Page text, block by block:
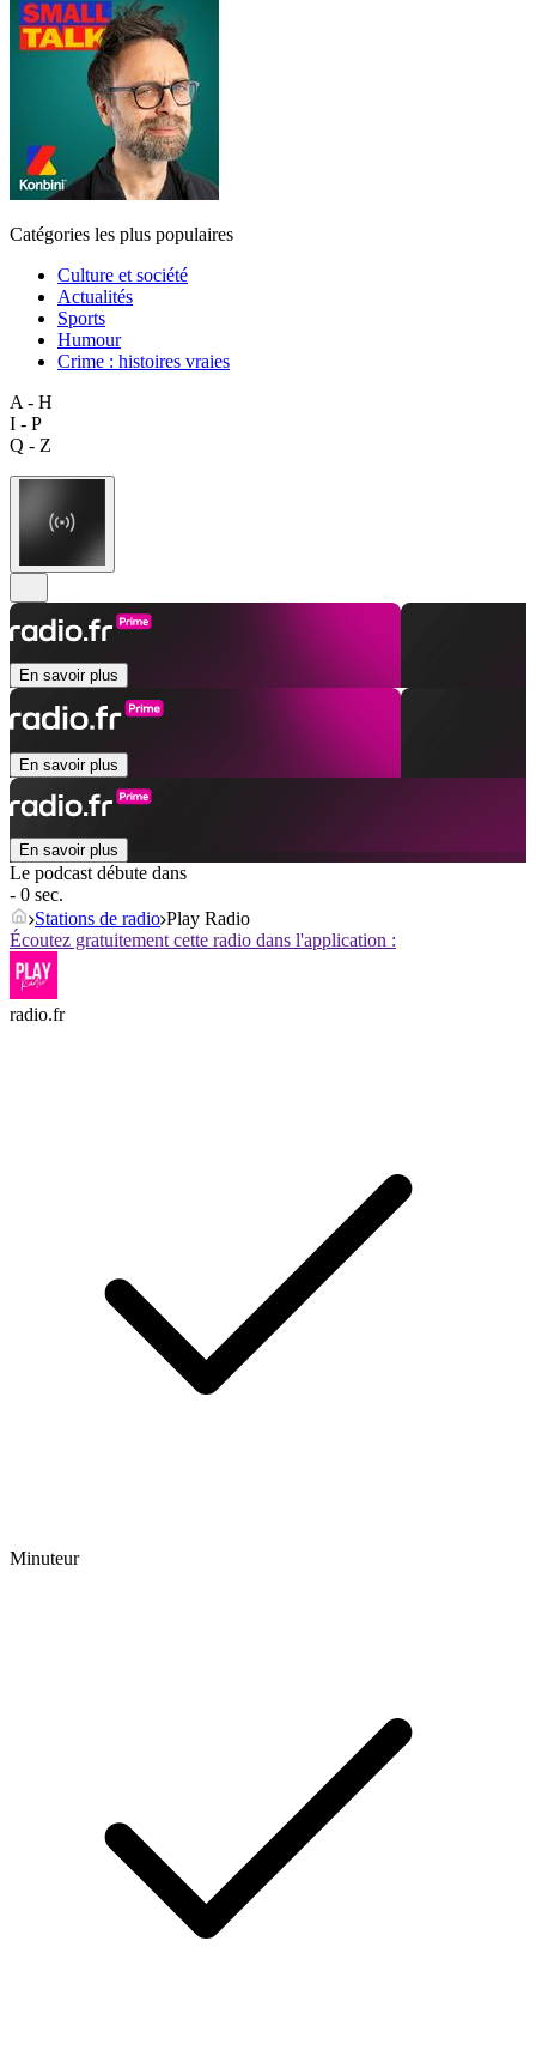
Catégories les plus populaires
Culture et société
Actualités
Sports
Humour
Crime : histoires vraies
A - H
I - P
Q - Z
En savoir plus
En savoir plus
En savoir plus
Le podcast débute dans
- 0 sec.
Stations de radio Play Radio
Écoutez gratuitement cette radio dans l'application :
radio.fr
Minuteur